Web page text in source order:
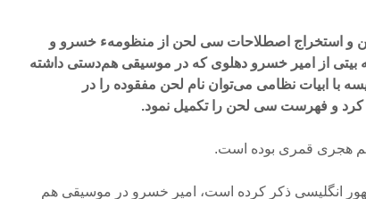
و استخراج اصطلاحات سی لحن از منظومهء خسرو و
از امیر خسرو دهلوی که در موسیقی هم‌دستی داشته
با ابیات نظامی می‌توان نام لحن مفقوده را در
و فهرست سی لحن را تکمیل نمود.
هجری قمری بوده است.
انگلیسی ذکر کرده است، امیر خسرو در موسیقی هم